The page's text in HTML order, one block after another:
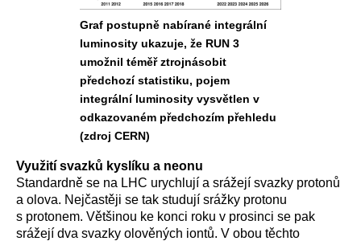
Graf postupně nabírané integrální
luminosity ukazuje, že RUN 3
umožnil téměř ztrojnásobit
předchozí statistiku, pojem
integrální luminosity vysvětlen v
odkazovaném předchozím přehledu
(zdroj CERN)
Využití svazků kyslíku a neonu
Standardně se na LHC urychlují a srážejí svazky protonů
a olova. Nejčastěji se tak studují srážky protonu
s protonem. Většinou ke konci roku v prosinci se pak
srážejí dva svazky olověných iontů. V obou těchto